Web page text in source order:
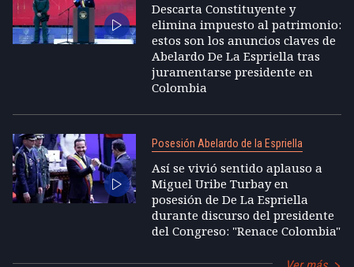
Descarta Constituyente y
elimina impuesto al patrimonio:
estos son los anuncios claves de
Abelardo De La Espriella tras
juramentarse presidente en
Colombia
Posesión Abelardo de la Espriella
Así se vivió sentido aplauso a
Miguel Uribe Turbay en
posesión de De La Espriella
durante discurso del presidente
del Congreso: "Renace Colombia"